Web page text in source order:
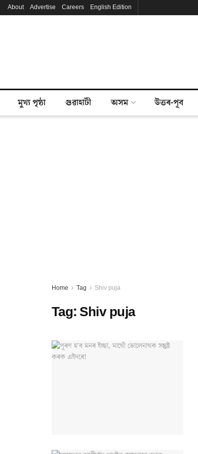
About Advertise Careers English Edition
মুখ্য পৃষ্ঠা গুৱাহাটী অসম উত্তৰ-পূব
Home Tag Shiv puja
Tag:Shiv puja